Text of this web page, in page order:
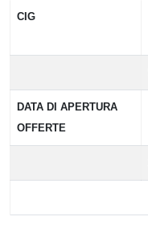
CIG
DATA DI APERTURA
OFFERTE